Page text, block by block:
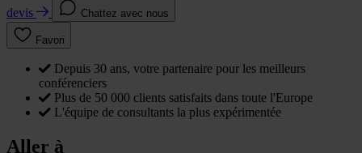
devis
Chattez avec nous
Favori
Depuis 30 ans, votre partenaire pour les meilleurs
conférenciers
Plus de 50 000 clients satisfaits dans toute l'Europe
L'équipe de consultants la plus expérimentée
Aller à